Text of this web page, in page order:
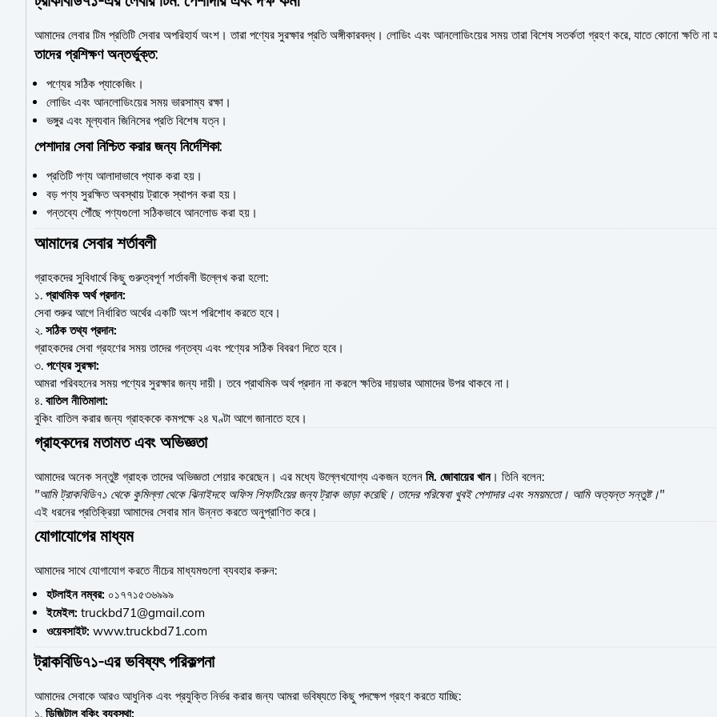
আমাদের লেবার টিম প্রতিটি সেবার অপরিহার্য অংশ। তারা পণ্যের সুরক্ষার প্রতি অঙ্গীকারবদ্ধ। লোডিং এবং আনলোডিংয়ের সময় তারা বিশেষ সতর্কতা গ্রহণ করে, যাতে কোনো ক্ষতি
তাদের প্রশিক্ষণ অন্তর্ভুক্ত:
পণ্যের সঠিক প্যাকেজিং।
লোডিং এবং আনলোডিংয়ের সময় ভারসাম্য রক্ষা।
ভঙ্গুর এবং মূল্যবান জিনিসের প্রতি বিশেষ যত্ন।
পেশাদার সেবা নিশ্চিত করার জন্য নির্দেশিকা:
প্রতিটি পণ্য আলাদাভাবে প্যাক করা হয়।
বড় পণ্য সুরক্ষিত অবস্থায় ট্রাকে স্থাপন করা হয়।
গন্তব্যে পৌঁছে পণ্যগুলো সঠিকভাবে আনলোড করা হয়।
আমাদের সেবার শর্তাবলী
গ্রাহকদের সুবিধার্থে কিছু গুরুত্বপূর্ণ শর্তাবলী উল্লেখ করা হলো:
১. প্রাথমিক অর্থ প্রদান:
সেবা শুরুর আগে নির্ধারিত অর্থের একটি অংশ পরিশোধ করতে হবে।
২. সঠিক তথ্য প্রদান:
গ্রাহকদের সেবা গ্রহণের সময় তাদের গন্তব্য এবং পণ্যের সঠিক বিবরণ দিতে হবে।
৩. পণ্যের সুরক্ষা:
আমরা পরিবহনের সময় পণ্যের সুরক্ষার জন্য দায়ী। তবে প্রাথমিক অর্থ প্রদান না করলে ক্ষতির দায়ভার আমাদের উপর থাকবে না।
৪. বাতিল নীতিমালা:
বুকিং বাতিল করার জন্য গ্রাহককে কমপক্ষে ২৪ ঘণ্টা আগে জানাতে হবে।
গ্রাহকদের মতামত এবং অভিজ্ঞতা
আমাদের অনেক সন্তুষ্ট গ্রাহক তাদের অভিজ্ঞতা শেয়ার করেছেন। এর মধ্যে উল্লেখযোগ্য একজন হলেন মি. জোবায়ের খান। তিনি বলেন:
"আমি ট্রাকবিডি৭১ থেকে কুমিল্লা থেকে ঝিনাইদহে অফিস শিফটিংয়ের জন্য ট্রাক ভাড়া করেছি। তাদের পরিষেবা খুবই পেশাদার এবং সময়মতো। আমি অত্যন্ত সন্তুষ্ট।"
এই ধরনের প্রতিক্রিয়া আমাদের সেবার মান উন্নত করতে অনুপ্রাণিত করে।
যোগাযোগের মাধ্যম
আমাদের সাথে যোগাযোগ করতে নীচের মাধ্যমগুলো ব্যবহার করুন:
হটলাইন নম্বর: ০১৭৭১৫৩৬৯৯৯
ইমেইল: truckbd71@gmail.com
ওয়েবসাইট: www.truckbd71.com
ট্রাকবিডি৭১-এর ভবিষ্যৎ পরিকল্পনা
আমাদের সেবাকে আরও আধুনিক এবং প্রযুক্তি নির্ভর করার জন্য আমরা ভবিষ্যতে কিছু পদক্ষেপ গ্রহণ করতে যাচ্ছি:
১. ডিজিটাল বুকিং ব্যবস্থা: